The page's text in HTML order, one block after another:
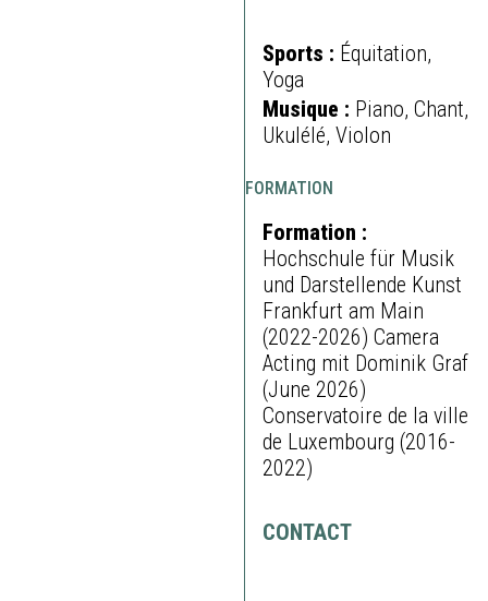
Sports : Équitation,
Yoga
Musique : Piano, Chant,
Ukulélé, Violon
FORMATION
Formation :
Hochschule für Musik
und Darstellende Kunst
Frankfurt am Main
(2022-2026) Camera
Acting mit Dominik Graf
(June 2026)
Conservatoire de la ville
de Luxembourg (2016-
2022)
CONTACT